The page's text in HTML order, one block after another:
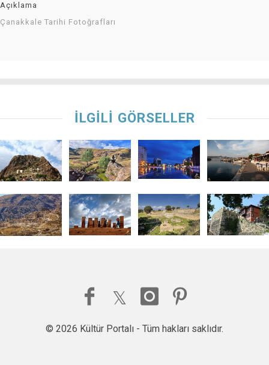
Açıklama
Çanakkale Tarihi Fotoğrafları
İLGİLİ GÖRSELLER
© 2026 Kültür Portalı - Tüm hakları saklıdır.